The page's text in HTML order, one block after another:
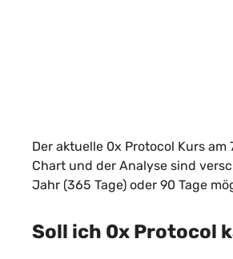
Der aktuelle 0x Protocol Kurs
Chart und der Analyse sind
Jahr (365 Tage) oder 90 Tage
Soll ich 0x Protocol